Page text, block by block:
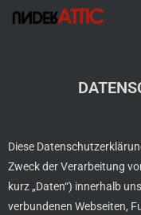
Diese
Zweck der Verarbeitung
kurz „Daten“) innerhalb
verbundenen Webseiten,